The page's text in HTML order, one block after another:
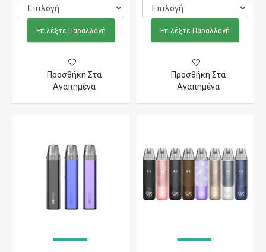
Επιλέξτε Παραλλαγή
Προσθήκη Στα
Αγαπημένα
Επιλέξτε Παραλλαγή
Προσθήκη Στα
Αγαπημένα